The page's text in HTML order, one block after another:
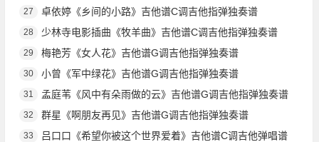
27 卓依婷《乡间的小路》吉他谱C调吉他指弹独奏谱
28 少林寺电影插曲《牧羊曲》吉他谱C调吉他指弹独奏谱
29 梅艳芳《女人花》吉他谱G调吉他指弹独奏谱
30 小曾《军中绿花》吉他谱G调吉他指弹独奏谱
31 孟庭苇《风中有朵雨做的云》吉他谱G调吉他指弹独奏谱
32 群星《啊朋友再见》吉他谱G调吉他指弹独奏谱
33 吕口口《希望你被这个世界爱着》吉他谱C调吉他弹唱谱